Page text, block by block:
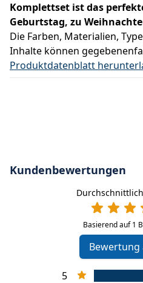
Komplettset ist das
Geburtstag, zu
Die Farben, Materialien,
Inhalte können
Produktdatenblatt
Kundenbewertungen
Basierend auf 1
Bewertung
5